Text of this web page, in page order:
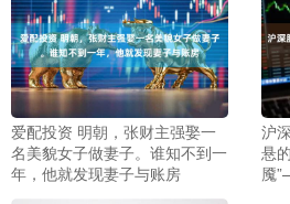
爱配投资 明朝，张财主强娶一
名美貌女子做妻子。谁知不到一
年，他就发现妻子与账房
沪
悬
魇